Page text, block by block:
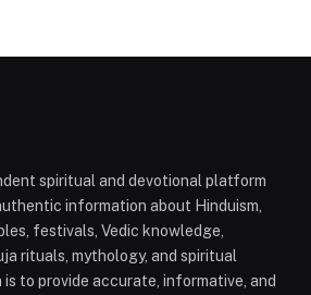
spiritual and devotional platform
information about Hinduism,
festivals, Vedic knowledge,
rituals, mythology, and spiritual
is to provide accurate, informative, and